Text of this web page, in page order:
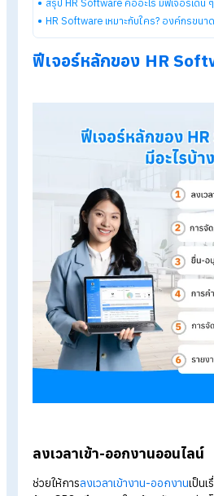
Explore HumanSoft HR
Online time-attendance
HR Software คืออะไร
ฟีเจอร์หลักของ HR Software มีอะ
สรุป HR Software คืออะไร มีฟีเจอ
HR Software เหมาะกับใคร? องค์ก
ฟีเจอร์หลักของ HR